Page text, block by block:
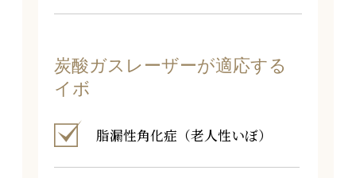
炭酸ガスレーザーが適応する
イボ
脂漏性角化症（老人性いぼ）